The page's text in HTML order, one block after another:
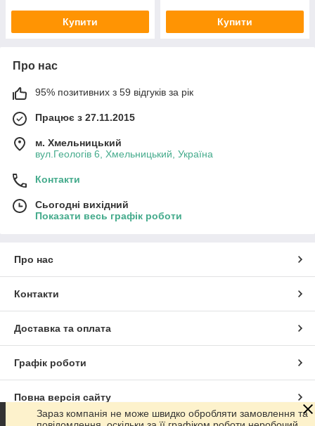
Купити Купити
Про нас
95% позитивних з 59 відгуків за рік
Працює з 27.11.2015
м. Хмельницький
вул.Геологів 6, Хмельницький, Україна
Контакти
Сьогодні вихідний
Показати весь графік роботи
Про нас
Контакти
Доставка та оплата
Графік роботи
Повна версія сайту
Зараз компанія не може швидко обробляти замовлення та